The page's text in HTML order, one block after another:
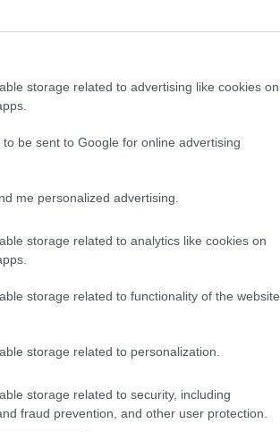
storage related to advertising like cookies on
be sent to Google for online advertising
me personalized advertising.
storage related to analytics like cookies on
storage related to functionality of the website
storage related to personalization.
storage related to security, including
fraud prevention, and other user protection.
hogy a napokban már
álcázott 4-es szériát tesztelés